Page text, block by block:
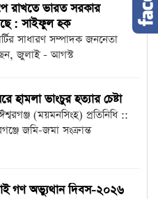
রাখতে ভারত সরকার
: সাইফুল হক
সাধারণ সম্পাদক জননেতা
জুলাই - আগস্ট
হামলা ভাংচুর হত্যার চেষ্টা
(ময়মনসিংহ) প্রতিনিধি ::
জমি-জমা সংক্রান্ত
গণ অভ্যুথান দিবস-২০২৬